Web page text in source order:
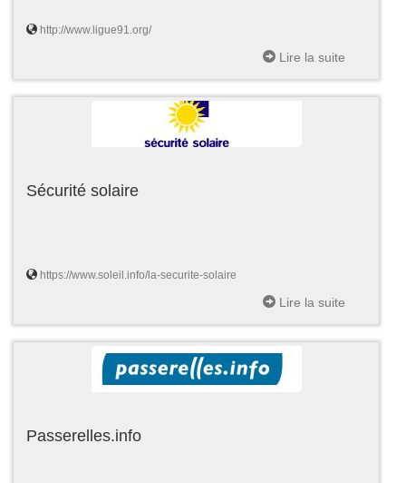
http://www.ligue91.org/
Lire la suite
Sécurité solaire
https://www.soleil.info/la-securite-solaire
Lire la suite
Passerelles.info